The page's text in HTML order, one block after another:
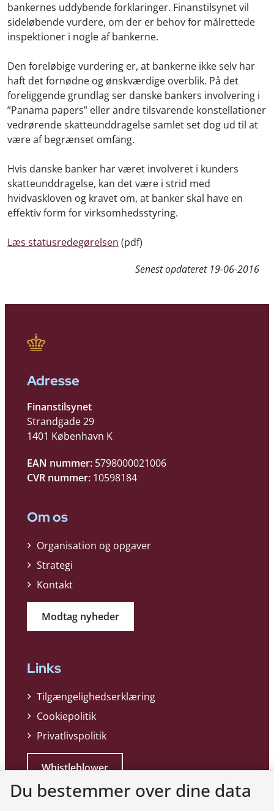
bankernes uddybende forklaringer. Finanstilsynet vil
sideløbende vurdere, om der er behov for målrettede
inspektioner i nogle af bankerne.
Den foreløbige vurdering er, at bankerne ikke selv har
haft det fornødne og ønskværdige overblik. På det
foreliggende grundlag ser danske bankers involvering i
”Panama papers” eller andre tilsvarende konstellationer
vedrørende skatteunddragelse samlet set dog ud til at
være af begrænset omfang.
Hvis danske banker har været involveret i kunders
skatteunddragelse, kan det være i strid med
hvidvaskloven og kravet om, at banker skal have en
effektiv form for virksomhedsstyring.
Læs statusredegørelsen (pdf)
Senest opdateret 19-06-2016
Adresse
Finanstilsynet
Strandgade 29
1401 København K
EAN nummer: 5798000021006
CVR nummer: 10598184
Om os
Organisation og opgaver
Strategi
Kontakt
Modtag nyheder
Links
Tilgængelighedserklæring
Cookiepolitik
Privatlivspolitik
Whistleblower
Du bestemmer over dine data